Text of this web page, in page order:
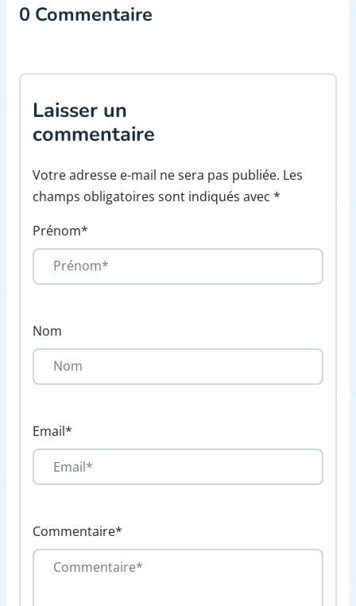
0 Commentaire
Laisser un
commentaire
Votre adresse e-mail ne sera pas publiée. Les
champs obligatoires sont indiqués avec *
Prénom*
Nom
Email*
Commentaire*